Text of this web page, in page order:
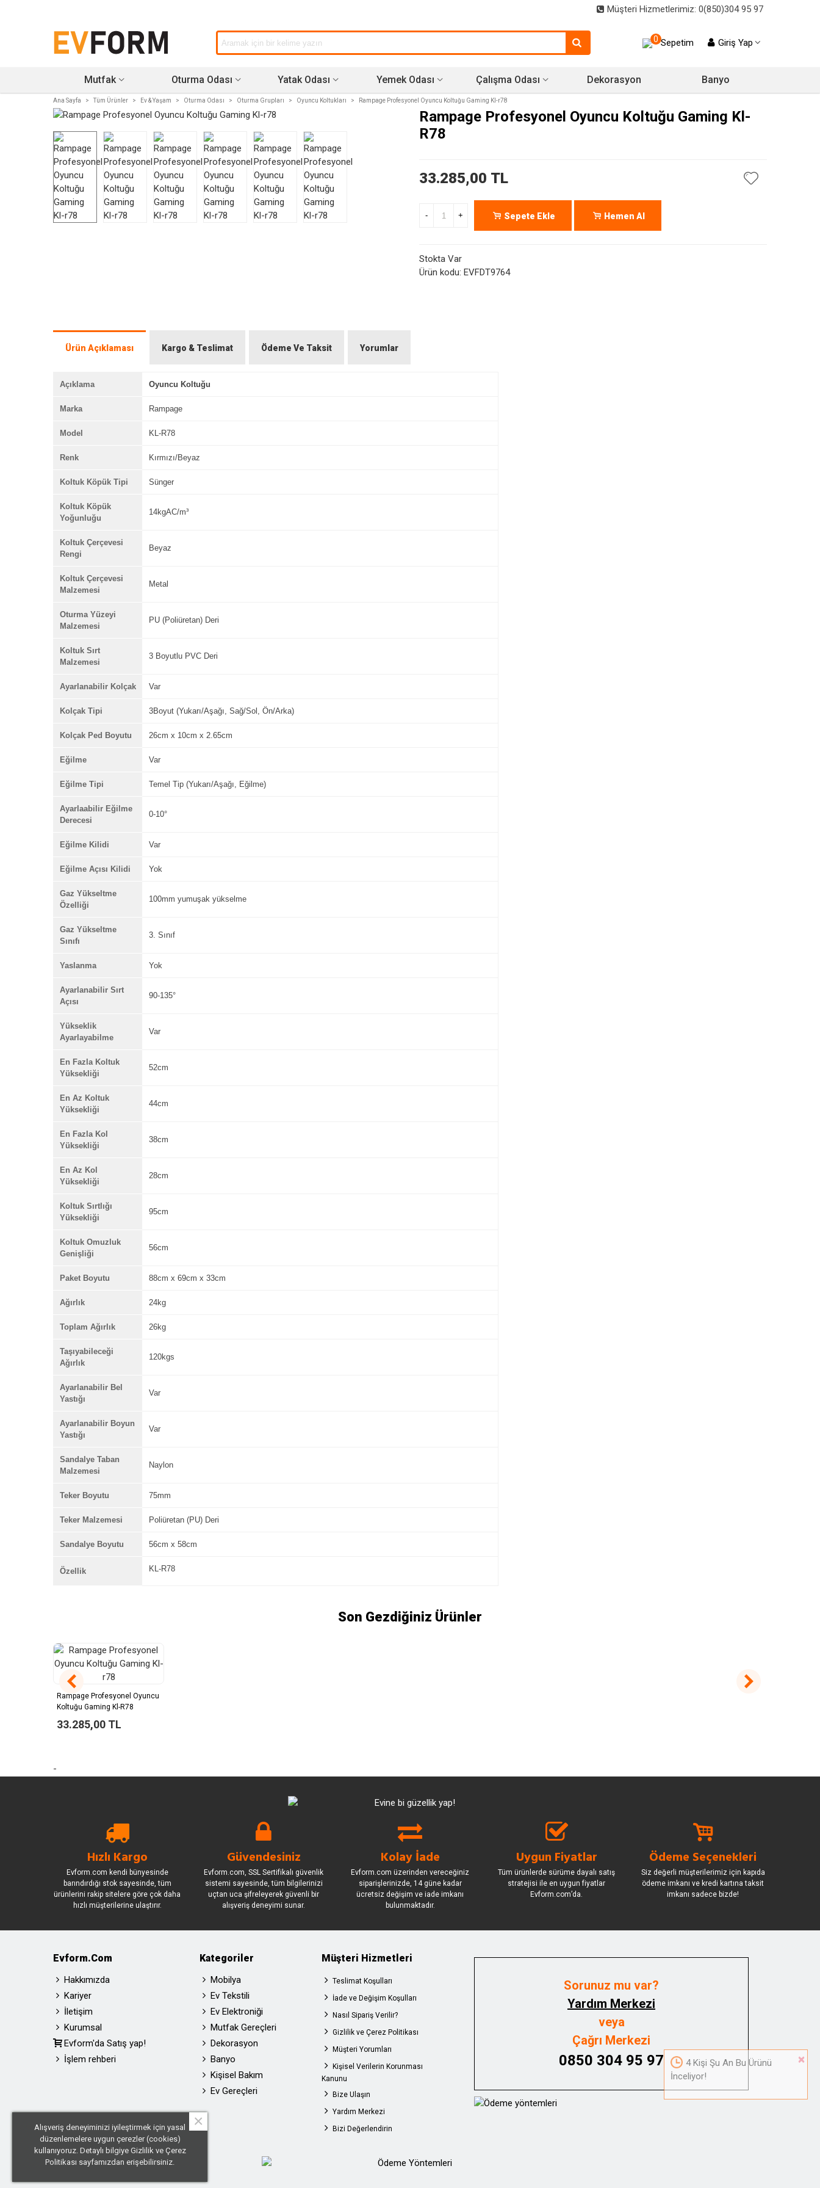
Müşteri Hizmetlerimiz: 0(850)304 95 97
0 Sepetim Giriş Yap
Mutfak Oturma Odası Yatak Odası Yemek Odası Çalışma Odası Dekorasyon Banyo
Ana Sayfa > Tüm Ürünler > Ev & Yaşam > Oturma Odası > Oturma Grupları > Oyuncu Koltukları > Rampage Profesyonel Oyuncu Koltuğu Gaming Kl-r78
Rampage Profesyonel Oyuncu Koltuğu Gaming Kl-
R78
33.285,00 TL
- + Sepete Ekle Hemen Al
Stokta Var
Ürün kodu: EVFDT9764
Ürün Açıklaması Kargo & Teslimat Ödeme Ve Taksit Yorumlar
Açıklama Oyuncu Koltuğu
Marka Rampage
Model KL-R78
Renk Kırmızı/Beyaz
Koltuk Köpük Tipi Sünger
Koltuk Köpük
Yoğunluğu
14kgAC/m³
Koltuk Çerçevesi
Rengi
Beyaz
Koltuk Çerçevesi
Malzemesi
Metal
Oturma Yüzeyi
Malzemesi
PU (Poliüretan) Deri
Koltuk Sırt
Malzemesi
3 Boyutlu PVC Deri
Ayarlanabilir Kolçak Var
Kolçak Tipi 3Boyut (Yukarı/Aşağı, Sağ/Sol, Ön/Arka)
Kolçak Ped Boyutu 26cm x 10cm x 2.65cm
Eğilme Var
Eğilme Tipi Temel Tip (Yukarı/Aşağı, Eğilme)
Ayarlaabilir Eğilme
Derecesi
0-10°
Eğilme Kilidi Var
Eğilme Açısı Kilidi Yok
Gaz Yükseltme
Özelliği
100mm yumuşak yükselme
Gaz Yükseltme
Sınıfı
3. Sınıf
Yaslanma Yok
Ayarlanabilir Sırt
Açısı
90-135°
Yükseklik
Ayarlayabilme
Var
En Fazla Koltuk
Yüksekliği
52cm
En Az Koltuk
Yüksekliği
44cm
En Fazla Kol
Yüksekliği
38cm
En Az Kol
Yüksekliği
28cm
Koltuk Sırtlığı
Yüksekliği
95cm
Koltuk Omuzluk
Genişliği
56cm
Paket Boyutu 88cm x 69cm x 33cm
Ağırlık 24kg
Toplam Ağırlık 26kg
Taşıyabileceği
Ağırlık
120kgs
Ayarlanabilir Bel
Yastığı
Var
Ayarlanabilir Boyun
Yastığı
Var
Sandalye Taban
Malzemesi
Naylon
Teker Boyutu 75mm
Teker Malzemesi Poliüretan (PU) Deri
Sandalye Boyutu 56cm x 58cm
Özellik KL-R78
Son Gezdiğiniz Ürünler
Rampage Profesyonel Oyuncu
Koltuğu Gaming Kl-R78
33.285,00 TL
-
Hızlı Kargo
Evform.com kendi bünyesinde
barındırdığı stok sayesinde, tüm
ürünlerini rakip sitelere göre çok daha
hızlı müşterilerine ulaştırır.
Güvendesiniz
Evform.com, SSL Sertifikalı güvenlik
sistemi sayesinde, tüm bilgilerinizi
uçtan uca şifreleyerek güvenli bir
alışveriş deneyimi sunar.
Kolay İade
Evform.com üzerinden vereceğiniz
siparişlerinizde, 14 güne kadar
ücretsiz değişim ve iade imkanı
bulunmaktadır.
Uygun Fiyatlar
Tüm ürünlerde sürüme dayalı satış
stratejisi ile en uygun fiyatlar
Evform.com’da.
Ödeme Seçenekleri
Siz değerli müşterilerimiz için kapıda
ödeme imkanı ve kredi kartına taksit
imkanı sadece bizde!
Evform.com
Hakkımızda
Kariyer
İletişim
Kurumsal
Evform'da Satış yap!
İşlem rehberi
Kategoriler
Mobilya
Ev Tekstili
Ev Elektroniği
Mutfak Gereçleri
Dekorasyon
Banyo
Kişisel Bakım
Ev Gereçleri
Müşteri Hizmetleri
Teslimat Koşulları
İade ve Değişim Koşulları
Nasıl Sipariş Verilir?
Gizlilik ve Çerez Politikası
Müşteri Yorumları
Kişisel Verilerin Korunması
Kanunu
Bize Ulaşın
Yardım Merkezi
Bizi Değerlendirin
Sorunuz mu var?
Yardım Merkezi
veya
Çağrı Merkezi
0850 304 95 97
Alışveriş deneyiminizi iyileştirmek için yasal
düzenlemelere uygun çerezler (cookies)
kullanıyoruz. Detaylı bilgiye Gizlilik ve Çerez
Politikası sayfamızdan erişebilirsiniz.
×